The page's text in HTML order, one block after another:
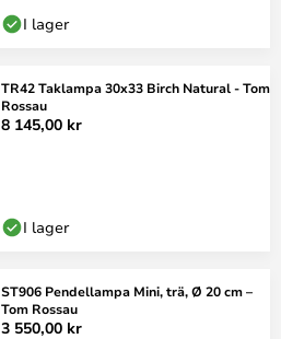
I lager
TR42 Taklampa 30x33 Birch Natural - Tom
Rossau
8 145,00 kr
I lager
ST906 Pendellampa Mini, trä, Ø 20 cm –
Tom Rossau
3 550,00 kr